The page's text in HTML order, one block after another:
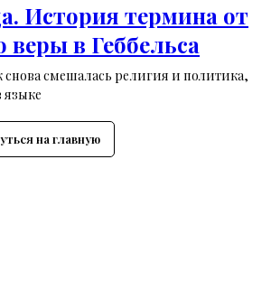
История термина от
веры в Геббельса
снова смешалась религия и политика,
языке
на главную